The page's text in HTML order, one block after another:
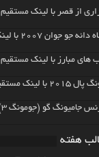
از قصر با لینک مستقیم
۲۰۰۷ با لینک مستقیم
های مبارز با لینک مستقیم
مستقیم
گو (جومونگ ۳) با لینک مستقیم
هفته